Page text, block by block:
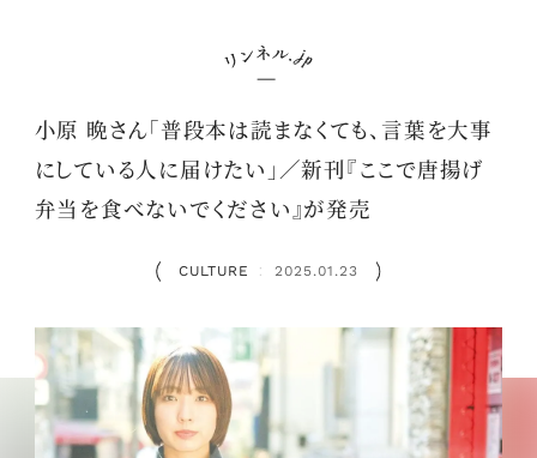
小原 晩さん「普段本は読まなくても、言葉を大事
にしている人に届けたい」／新刊『ここで唐揚げ
弁当を食べないでください』が発売
CULTURE ： 2025.01.23